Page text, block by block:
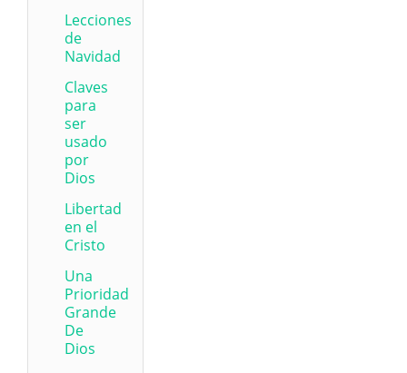
Lecciones
de
Navidad
Claves
para
ser
usado
por
Dios
Libertad
en el
Cristo
Una
Prioridad
Grande
De
Dios